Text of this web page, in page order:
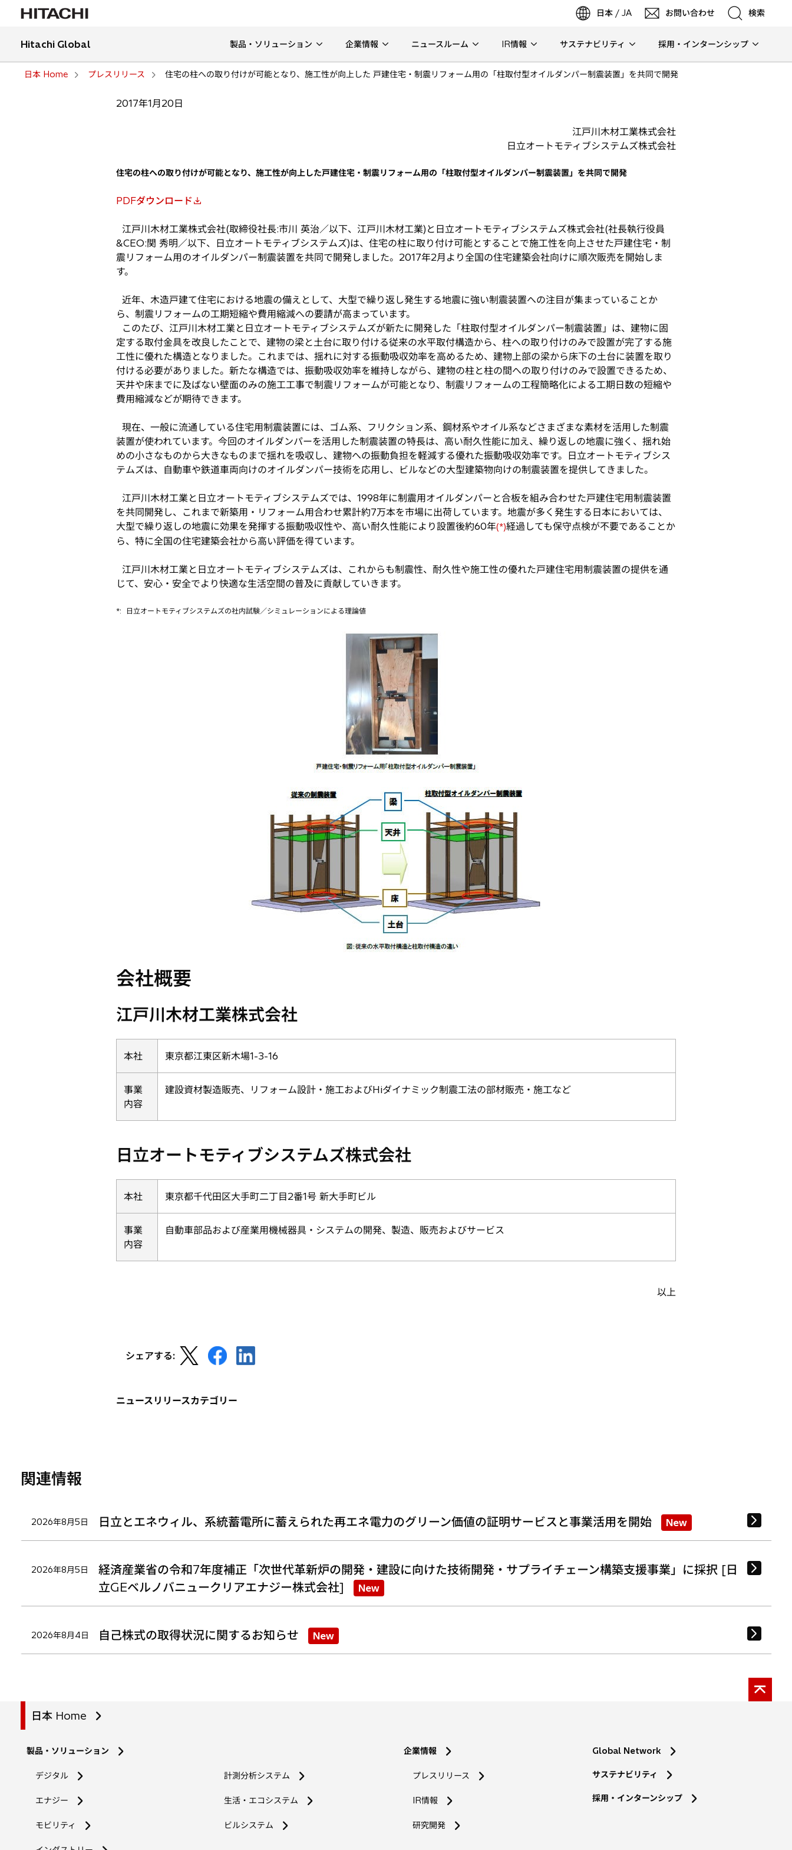
日本 / JA お問い合わせ 検索
検索
Hitachi Global 製品・ソリューション 企業情報 ニュースルーム IR情報 サステナビリティ 採用・インターンシップ
日本 Home プレスリリース 住宅の柱への取り付けが可能となり、施工性が向上した 戸建住宅・制震リフォーム用の「柱取付型オイルダンパー制震装置」を共同で開発
2017年1月20日
江戸川木材工業株式会社
日立オートモティブシステムズ株式会社
住宅の柱への取り付けが可能となり、施工性が向上した戸建住宅・制震リフォーム用の「柱取付型オイルダンパー制震装置」を共同で開発
PDFダウンロード
新
い
タ
ブ
で
く
江戸川木材工業株式会社(取締役社長:市川 英治／以下、江戸川木材工業)と日立オートモティブシステムズ株式会社(社長執行役員
&CEO:関 秀明／以下、日立オートモティブシステムズ)は、住宅の柱に取り付け可能とすることで施工性を向上させた戸建住宅・制
震リフォーム用のオイルダンパー制震装置を共同で開発しました。2017年2月より全国の住宅建築会社向けに順次販売を開始しま
す。
近年、木造戸建て住宅における地震の備えとして、大型で繰り返し発生する地震に強い制震装置への注目が集まっていることか
ら、制震リフォームの工期短縮や費用縮減への要請が高まっています。
このたび、江戸川木材工業と日立オートモティブシステムズが新たに開発した「柱取付型オイルダンパー制震装置」は、建物に固
定する取付金具を改良したことで、建物の梁と土台に取り付ける従来の水平取付構造から、柱への取り付けのみで設置が完了する施
工性に優れた構造となりました。これまでは、揺れに対する振動吸収効率を高めるため、建物上部の梁から床下の土台に装置を取り
付ける必要がありました。新たな構造では、振動吸収効率を維持しながら、建物の柱と柱の間への取り付けのみで設置できるため、
天井や床までに及ばない壁面のみの施工工事で制震リフォームが可能となり、制震リフォームの工程簡略化による工期日数の短縮や
費用縮減などが期待できます。
現在、一般に流通している住宅用制震装置には、ゴム系、フリクション系、鋼材系やオイル系などさまざまな素材を活用した制震
装置が使われています。今回のオイルダンパーを活用した制震装置の特長は、高い耐久性能に加え、繰り返しの地震に強く、揺れ始
めの小さなものから大きなものまで揺れを吸収し、建物への振動負担を軽減する優れた振動吸収効率です。日立オートモティブシス
テムズは、自動車や鉄道車両向けのオイルダンパー技術を応用し、ビルなどの大型建築物向けの制震装置を提供してきました。
江戸川木材工業と日立オートモティブシステムズでは、1998年に制震用オイルダンパーと合板を組み合わせた戸建住宅用制震装置
を共同開発し、これまで新築用・リフォーム用合わせ累計約7万本を市場に出荷しています。地震が多く発生する日本においては、
大型で繰り返しの地震に効果を発揮する振動吸収性や、高い耐久性能により設置後約60年(*)経過しても保守点検が不要であることか
ら、特に全国の住宅建築会社から高い評価を得ています。
江戸川木材工業と日立オートモティブシステムズは、これからも制震性、耐久性や施工性の優れた戸建住宅用制震装置の提供を通
じて、安心・安全でより快適な生活空間の普及に貢献していきます。
*: 日立オートモティブシステムズの社内試験／シミュレーションによる理論値
会社概要
江戸川木材工業株式会社
本社 東京都江東区新木場1-3-16
事業
内容
建設資材製造販売、リフォーム設計・施工およびHiダイナミック制震工法の部材販売・施工など
日立オートモティブシステムズ株式会社
本社 東京都千代田区大手町二丁目2番1号 新大手町ビル
事業
内容
自動車部品および産業用機械器具・システムの開発、製造、販売およびサービス
以上
シェアする:
し
タ
新
し
ニュースリリースカテゴリー
関連情報
2026年8月5日 日立とエネウィル、系統蓄電所に蓄えられた再エネ電力のグリーン価値の証明サービスと事業活用を開始 New
2026年8月5日
経済産業省の令和7年度補正「次世代革新炉の開発・建設に向けた技術開発・サプライチェーン構築支援事業」に採択 [日
立GEベルノバニュークリアエナジー株式会社]
New
2026年8月4日 自己株式の取得状況に関するお知らせ New
日本 Home
製品・ソリューション
デジタル
エナジー
モビリティ
計測分析システム
生活・エコシステム
ビルシステム
企業情報
プレスリリース
IR情報
研究開発新
Global Network
サステナビリティ
採用・インターンシップ